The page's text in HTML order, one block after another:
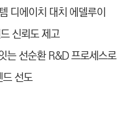
디에이치 대치 에델루이
신뢰도 제고
는 선순환 R&D 프로세스로
선도